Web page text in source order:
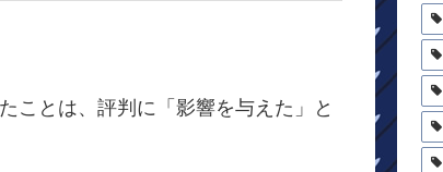
ことは、評判に「影響を与えた」と